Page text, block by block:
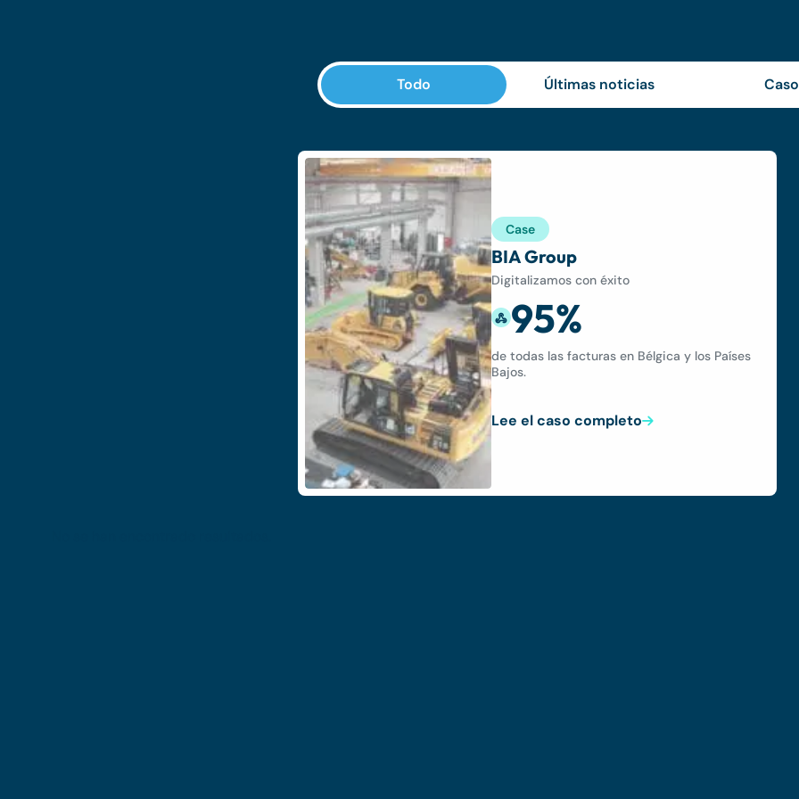
Todo Últimas noticias
Case
BIA Group
Digitalizamos con éxito
95%
de todas las facturas en Bélgica y los Países
Bajos.
Lee el caso completo